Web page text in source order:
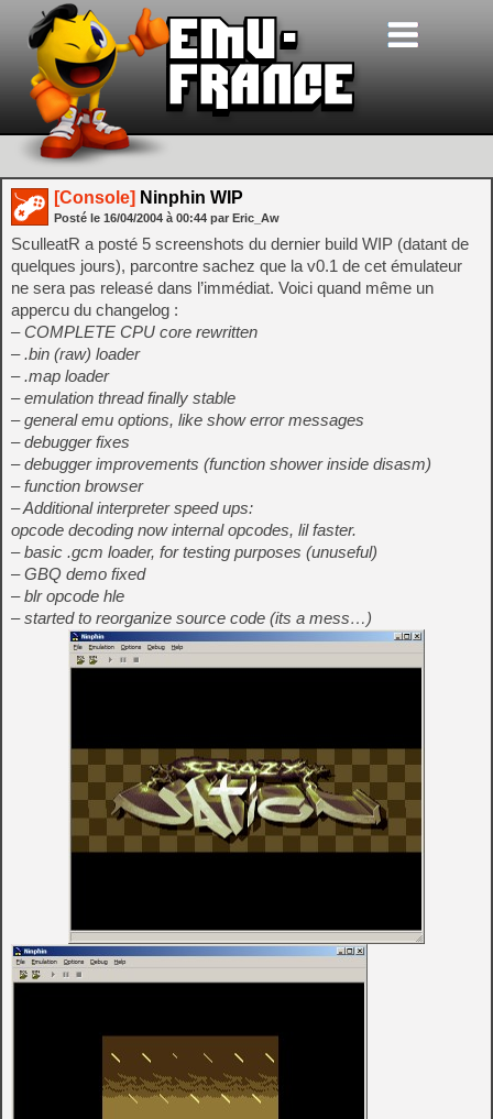
[Console] Ninphin WIP
Posté le 16/04/2004 à 00:44 par Eric_Aw
SculleatR a posté 5 screenshots du dernier build WIP (datant de
quelques jours), parcontre sachez que la v0.1 de cet émulateur
ne sera pas releasé dans l’immédiat. Voici quand même un
appercu du changelog :
– COMPLETE CPU core rewritten
– .bin (raw) loader
– .map loader
– emulation thread finally stable
– general emu options, like show error messages
– debugger fixes
– debugger improvements (function shower inside disasm)
– function browser
– Additional interpreter speed ups:
opcode decoding now internal opcodes, lil faster.
– basic .gcm loader, for testing purposes (unuseful)
– GBQ demo fixed
– blr opcode hle
– started to reorganize source code (its a mess…)